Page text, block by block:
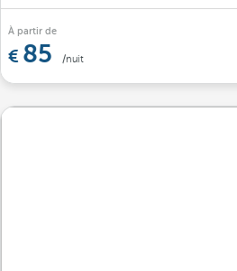
À partir de
85 /nuit